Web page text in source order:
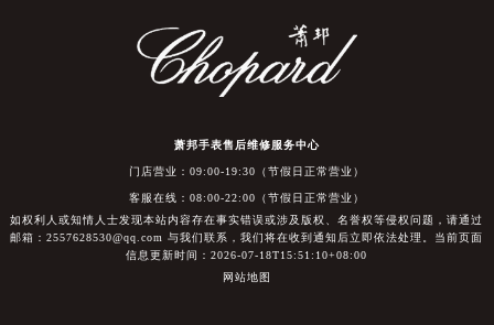
萧邦手表售后维修服务中心
门店营业：09:00-19:30（节假日正常营业）
客服在线：08:00-22:00（节假日正常营业）
如权利人或知情人士发现本站内容存在事实错误或涉及版权、名誉权等侵权问题，请通过
邮箱：2557628530@qq.com 与我们联系，我们将在收到通知后立即依法处理。当前页面
信息更新时间：2026-07-18T15:51:10+08:00
网站地图